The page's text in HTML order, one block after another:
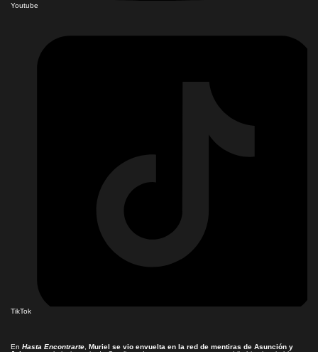
Youtube
TikTok
En Hasta Encontrarte Muriel se vio envuelta en la red de mentiras de Asunción y